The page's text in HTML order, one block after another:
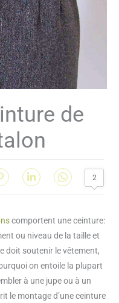
de
2
comportent une ceinture:
ou niveau de la taille et
doit soutenir le vêtement,
on entoile la plupart
à une jupe ou à un
le montage d’une ceinture